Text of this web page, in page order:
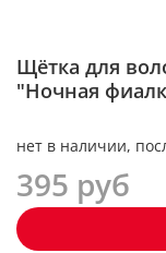
Щётка для
"Ночная
нет в наличии,
395 руб